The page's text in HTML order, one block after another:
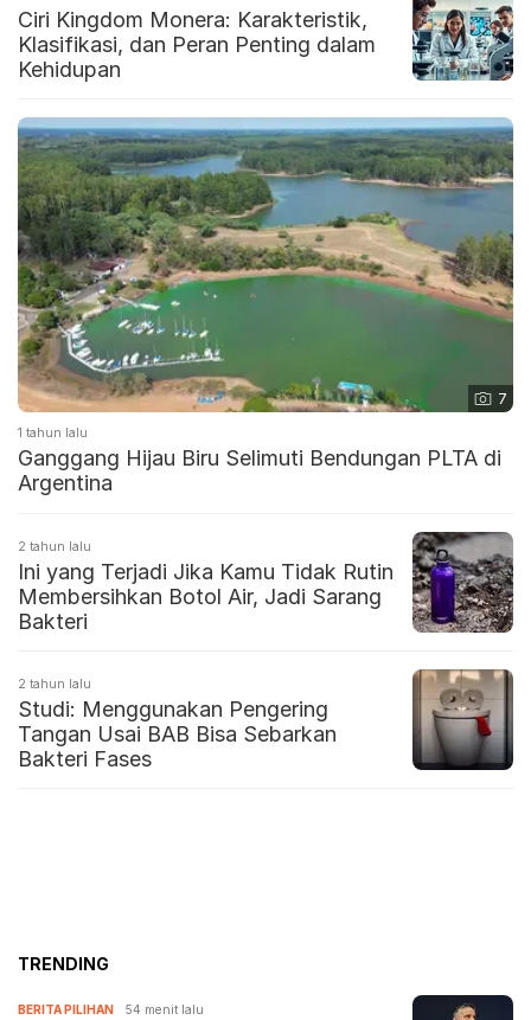
Ciri Kingdom Monera: Karakteristik,
Klasifikasi, dan Peran Penting dalam
Kehidupan
7
1 tahun lalu
Ganggang Hijau Biru Selimuti Bendungan PLTA di
Argentina
2 tahun lalu
Ini yang Terjadi Jika Kamu Tidak Rutin
Membersihkan Botol Air, Jadi Sarang
Bakteri
2 tahun lalu
Studi: Menggunakan Pengering
Tangan Usai BAB Bisa Sebarkan
Bakteri Fases
TRENDING
BERITA PILIHAN 54 menit lalu